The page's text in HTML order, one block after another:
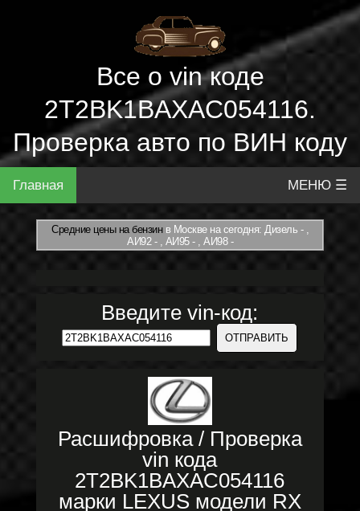
Все о vin коде
2T2BK1BAXAC054116.
Проверка авто по ВИН коду
Главная МЕНЮ ☰
Средние цены на бензинв Москве на сегодня: Дизель - ,
АИ92 - , АИ95 - , АИ98 -
Введите vin-код:
Расшифровка / Проверка
vin кода
2T2BK1BAXAC054116
марки LEXUS модели RX